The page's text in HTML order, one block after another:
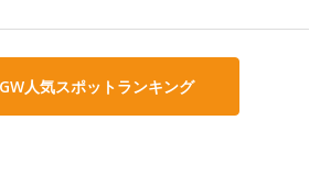
人気スポットランキング